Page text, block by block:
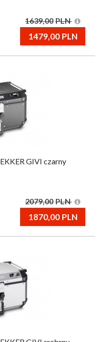
1639,00 PLN
1479,00 PLN
GIVI czarny
2079,00 PLN
1870,00 PLN